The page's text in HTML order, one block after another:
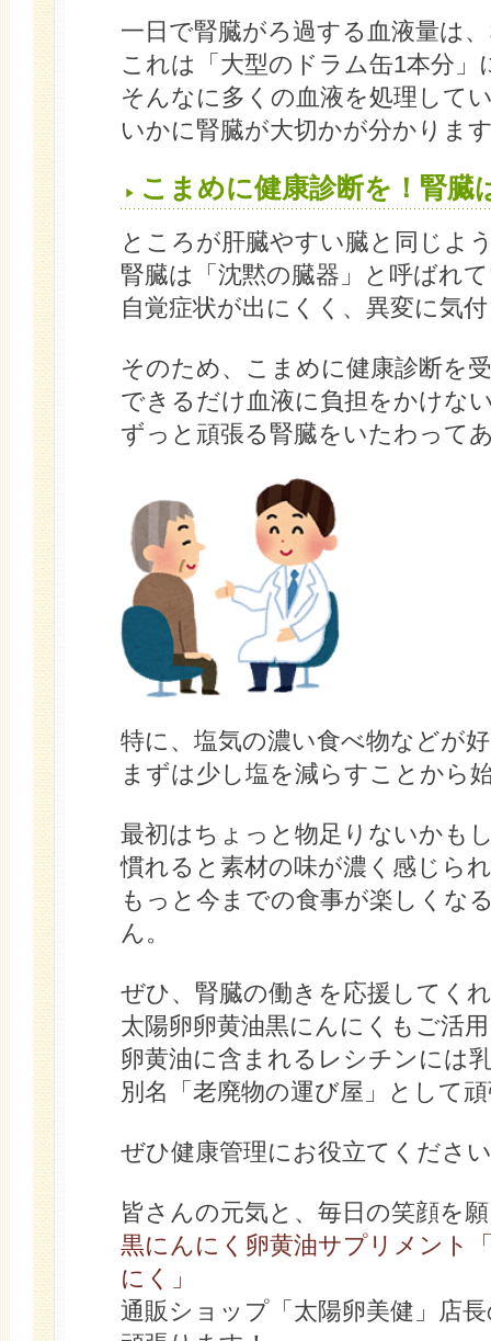
一日で腎臓がろ過する血液量は
これは「大型のドラム缶1本分」
そんなに多くの血液を処理して
いかに腎臓が大切かが分かりま
こまめに健康診断を！腎臓
ところが肝臓やすい臓と同じよ
腎臓は「沈黙の臓器」と呼ばれ
自覚症状が出にくく、異変に気
そのため、こまめに健康診断を
できるだけ血液に負担をかけな
ずっと頑張る腎臓をいたわって
特に、塩気の濃い食べ物などが
まずは少し塩を減らすことから
最初はちょっと物足りないかも
慣れると素材の味が濃く感じら
もっと今までの食事が楽しくな
ん。
ぜひ、腎臓の働きを応援してく
太陽卵卵黄油黒にんにくもご活
卵黄油に含まれるレシチンには
別名「老廃物の運び屋」として
ぜひ健康管理にお役立てくださ
皆さんの元気と、毎日の笑顔を
黒にんにく卵黄油サプリメント
にく」
通販ショップ「太陽卵美健」店